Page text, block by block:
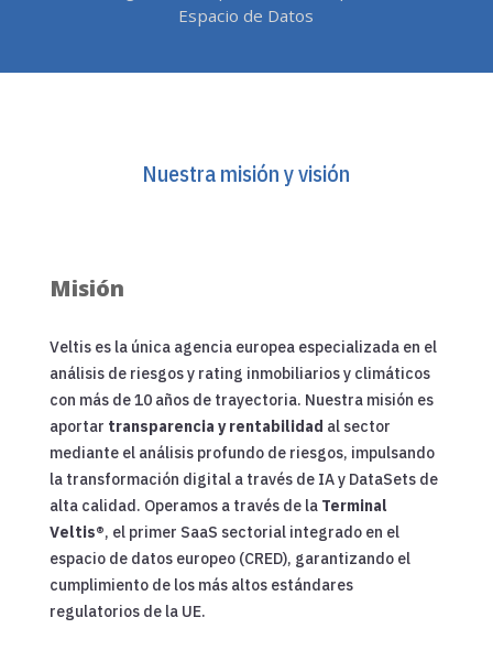
Espacio de Datos
Nuestra misión y visión
Misión
Veltis es la única agencia europea especializada en el
análisis de riesgos y rating inmobiliarios y climáticos
con más de 10 años de trayectoria. Nuestra misión es
aportar transparencia y rentabilidad al sector
mediante el análisis profundo de riesgos, impulsando
la transformación digital a través de IA y DataSets de
alta calidad. Operamos a través de la Terminal
Veltis®, el primer SaaS sectorial integrado en el
espacio de datos europeo (CRED), garantizando el
cumplimiento de los más altos estándares
regulatorios de la UE.